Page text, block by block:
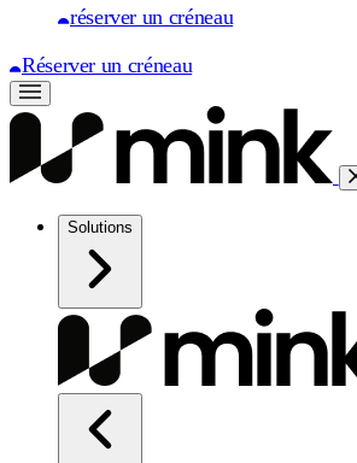
réserver un créneau
Réserver un créneau
Solutions